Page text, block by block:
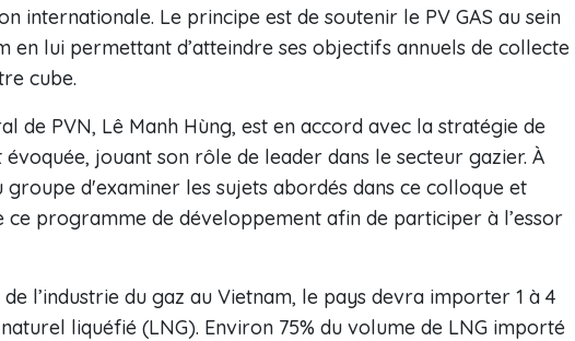
internationale. Le principe est de soutenir le PV GAS au sein
en lui permettant d’atteindre ses objectifs annuels de collecte
cube.
de PVN, Lê Manh Hùng, est en accord avec la stratégie de
jouant son rôle de leader dans le secteur gazier. À
d'examiner les sujets abordés dans ce colloque et
programme de développement afin de participer à l’essor
l’industrie du gaz au Vietnam, le pays devra importer 1 à 4
liquéfié (LNG). Environ 75% du volume de LNG importé